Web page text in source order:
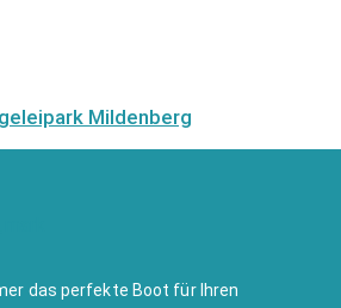
Mildenberg
das perfekte Boot für Ihren